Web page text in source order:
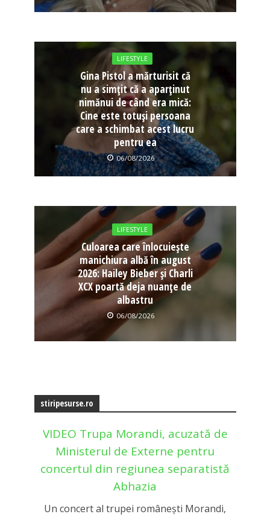
LIFESTYLE
Gina Pistol a mărturisit că
nu a simțit că a aparținut
nimănui de când era mică:
Cine este totuși persoana
care a schimbat acest lucru
pentru ea
06/08/2026
LIFESTYLE
Culoarea care înlocuiește
manichiura albă în august
2026: Hailey Bieber și Charli
XCX poartă deja nuanțe de
albastru
06/08/2026
stiripesurse.ro
VIDEO Trupa Morandi, acuzată de
Ministerul de Externe pentru
concertul din regiunea separatistă
Abhazia
Un concert al trupei românești Morandi,